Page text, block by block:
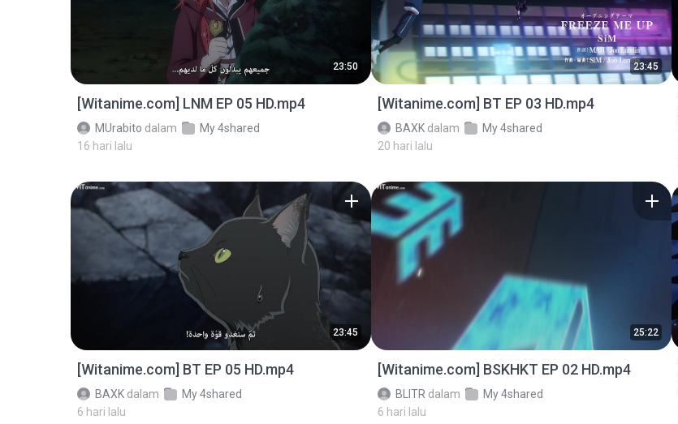
23:50
[Witanime.com] LNM EP 05 HD.mp4
MUrabito dalam
My 4shared
16 hari lalu
23:45
[Witanime.com] BT EP 03 HD.mp4
BAXK dalam
My 4shared
20 hari lalu
23:45
[Witanime.com] BT EP 05 HD.mp4
BAXK dalam
My 4shared
6 hari lalu
25:22
[Witanime.com] BSKHKT EP 02 HD.mp4
BLITR dalam
My 4shared
6 hari lalu